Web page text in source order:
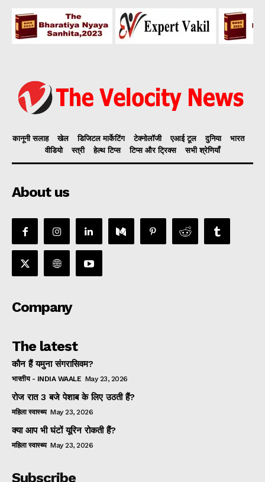
कानूनी सलाह खेल डिजिटल मार्केटिंग टेक्नोलॉजी एआई टूल दुनिया
भारत
वीडियो
स्त्री हेल्थ टिप्स टिप्स और ट्रिक्स सभी श्रेणियाँ
About us
Company
The latest
कौन हैं यमुना संगरासिवम?
भारतीय - INDIA WAALE May 23, 2026
रोज रात 3 बजे पेशाब के लिए उठती हैं?
महिला स्वास्थ्य May 23, 2026
क्या आप भी घंटों यूरिन रोकती हैं?
महिला स्वास्थ्य May 23, 2026
Subscribe